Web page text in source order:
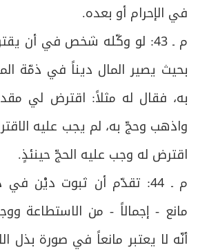
في الإحرام أو بعده.
م ـ 43: لو وكّله شخص في أن
بحيث يصير المال ديناً في ذمّة
به، فقال له مثلاً: اقترض لي
واذهب وحجّ به، لم يجب عليه
اقترض له وجب عليه الحجّ حينئذٍ.
م ـ 44: تقدّم أن ثبوت ديْن
مانع - إجمالاً - من الاستطاعة
أنّه لا يعتبر مانعاً في صورة بذل
ص
74 المطلب الثالث: في الوصية بالحج
ص
75 المطلب الرابع: في النيابة للحج
ص
76
المطلب الخامس: في أحكام
77 المبحث الأول: في أحكام
ص
78 المبحث الثاني: في أحكام
79